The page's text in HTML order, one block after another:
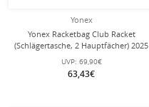
Yonex
Yonex Racketbag Club Racket
(Schlägertasche, 2 Hauptfächer) 2025
weiss 6er
UVP: 69,90€
63,43€